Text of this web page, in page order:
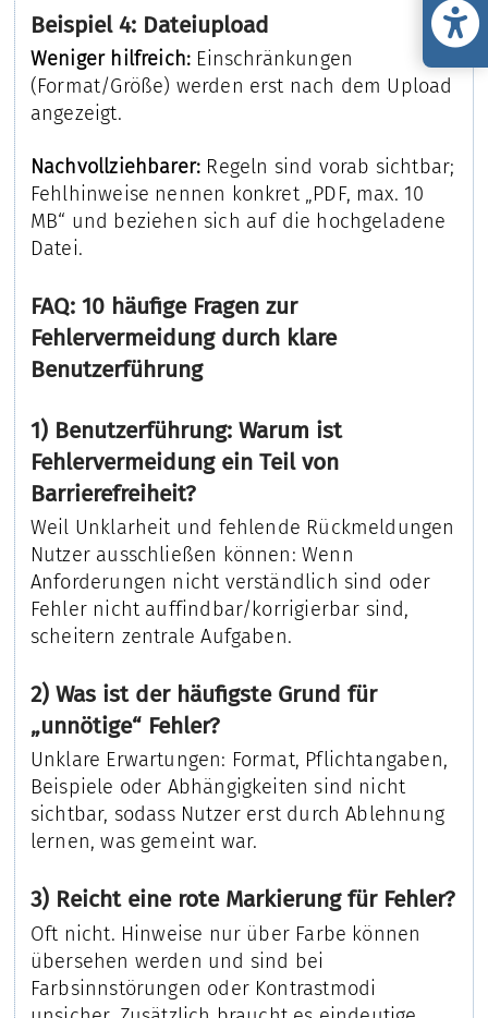
Beispiel 4: Dateiupload
Weniger hilfreich: Einschränkungen
(Format/Größe) werden erst nach dem Upload
angezeigt.
Nachvollziehbarer: Regeln sind vorab sichtbar;
Fehlhinweise nennen konkret „PDF, max. 10
MB“ und beziehen sich auf die hochgeladene
Datei.
FAQ: 10 häufige Fragen zur
Fehlervermeidung durch klare
Benutzerführung
1) Benutzerführung: Warum ist
Fehlervermeidung ein Teil von
Barrierefreiheit?
Weil Unklarheit und fehlende Rückmeldungen
Nutzer ausschließen können: Wenn
Anforderungen nicht verständlich sind oder
Fehler nicht auffindbar/korrigierbar sind,
scheitern zentrale Aufgaben.
2) Was ist der häufigste Grund für
„unnötige“ Fehler?
Unklare Erwartungen: Format, Pflichtangaben,
Beispiele oder Abhängigkeiten sind nicht
sichtbar, sodass Nutzer erst durch Ablehnung
lernen, was gemeint war.
3) Reicht eine rote Markierung für Fehler?
Oft nicht. Hinweise nur über Farbe können
übersehen werden und sind bei
Farbsinnstörungen oder Kontrastmodi